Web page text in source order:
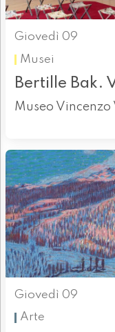
Giovedì 09
Musei
Bertille Bak.
Museo Vincenzo
Giovedì 09
Arte